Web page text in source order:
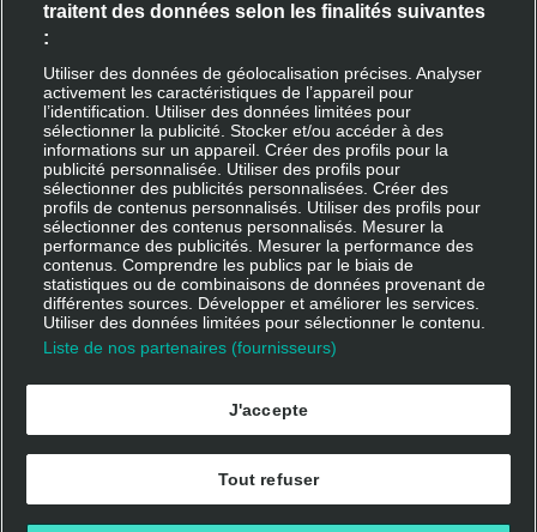
Inscription restaurant
Devenir livreur
Rejoindre Deliveroo
Apple App Store
Google Play
Se connecter
traitent des données selon les finalités suivantes
:
Utiliser des données de géolocalisation précises. Analyser
activement les caractéristiques de l’appareil pour
l’identification. Utiliser des données limitées pour
sélectionner la publicité. Stocker et/ou accéder à des
informations sur un appareil. Créer des profils pour la
publicité personnalisée. Utiliser des profils pour
sélectionner des publicités personnalisées. Créer des
profils de contenus personnalisés. Utiliser des profils pour
sélectionner des contenus personnalisés. Mesurer la
performance des publicités. Mesurer la performance des
contenus. Comprendre les publics par le biais de
statistiques ou de combinaisons de données provenant de
différentes sources. Développer et améliorer les services.
Utiliser des données limitées pour sélectionner le contenu.
Liste de nos partenaires (fournisseurs)
J'accepte
Tout refuser